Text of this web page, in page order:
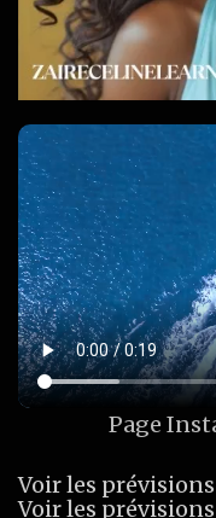
Page
Voir les
Voir les